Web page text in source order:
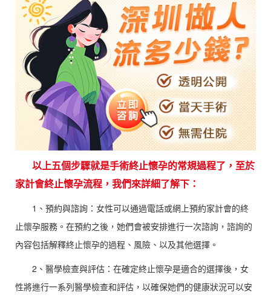
以上五個步驟就是手術終止懷孕的常規過程了，至於
家計會終止懷孕流程，我們來詳細了解下：
1、預約與諮詢：女性可以通過電話或網上預約家計會的終
止懷孕服務。在預約之後，她們會被安排進行一次諮詢，諮詢的
內容包括解釋終止懷孕的過程、風險、以及其他選擇。
2、 醫學檢查與評估：在確定終止懷孕是適合的選擇後，女
性將進行一系列醫學檢查和評估，以確保她們的健康狀況可以安